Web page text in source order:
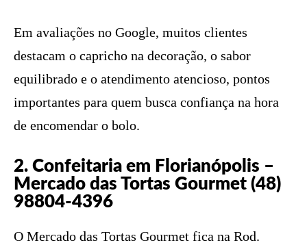
Em avaliações no Google, muitos clientes
destacam o capricho na decoração, o sabor
equilibrado e o atendimento atencioso, pontos
importantes para quem busca confiança na hora
de encomendar o bolo.
2. Confeitaria em Florianópolis –
Mercado das Tortas Gourmet (48)
98804-4396
O Mercado das Tortas Gourmet fica na Rod.